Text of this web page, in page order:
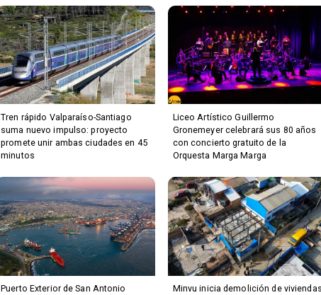
Tren rápido Valparaíso-Santiago
suma nuevo impulso: proyecto
promete unir ambas ciudades en 45
minutos
Liceo Artístico Guillermo
Gronemeyer celebrará sus 80 años
con concierto gratuito de la
Orquesta Marga Marga
Puerto Exterior de San Antonio
Minvu inicia demolición de viviendas